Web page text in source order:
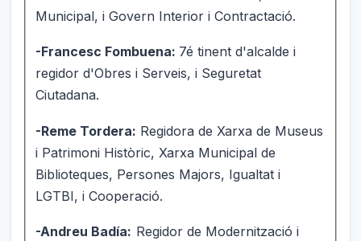
Municipal, i Govern Interior i Contractació.
-Francesc Fombuena: 7é tinent d'alcalde i
regidor d'Obres i Serveis, i Seguretat
Ciutadana.
-Reme Tordera: Regidora de Xarxa de Museus
i Patrimoni Històric, Xarxa Municipal de
Biblioteques, Persones Majors, Igualtat i
LGTBI, i Cooperació.
-Andreu Badía: Regidor de Modernització i